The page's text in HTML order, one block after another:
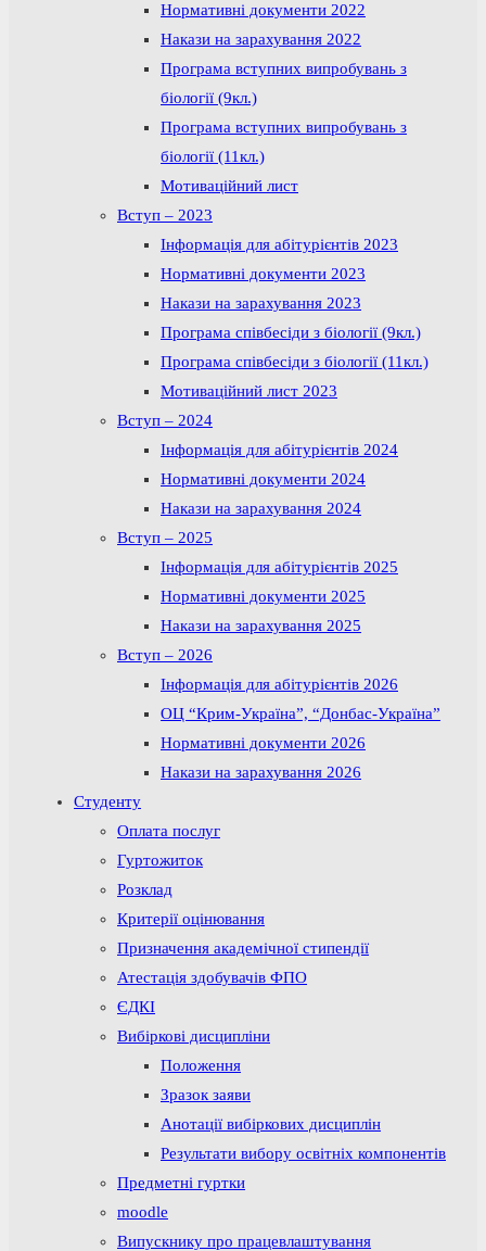
Нормативні документи 2022
Накази на зарахування 2022
Програма вступних випробувань з
біології (9кл.)
Програма вступних випробувань з
біології (11кл.)
Мотиваційний лист
Вступ – 2023
Інформація для абітурієнтів 2023
Нормативні документи 2023
Накази на зарахування 2023
Програма співбесіди з біології (9кл.)
Програма співбесіди з біології (11кл.)
Мотиваційний лист 2023
Вступ – 2024
Інформація для абітурієнтів 2024
Нормативні документи 2024
Накази на зарахування 2024
Вступ – 2025
Інформація для абітурієнтів 2025
Нормативні документи 2025
Накази на зарахування 2025
Вступ – 2026
Інформація для абітурієнтів 2026
ОЦ “Крим-Україна”, “Донбас-Україна”
Нормативні документи 2026
Накази на зарахування 2026
Студенту
Оплата послуг
Гуртожиток
Розклад
Критерії оцінювання
Призначення академічної стипендії
Атестація здобувачів ФПО
ЄДКІ
Вибіркові дисципліни
Положення
Зразок заяви
Анотації вибіркових дисциплін
Результати вибору освітніх компонентів
Предметні гуртки
moodle
Випускнику про працевлаштування